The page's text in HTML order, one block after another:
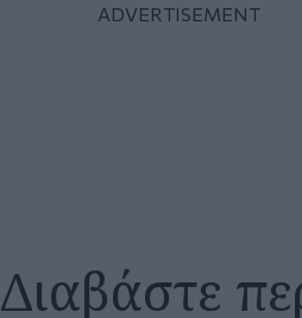
Διαβάστε